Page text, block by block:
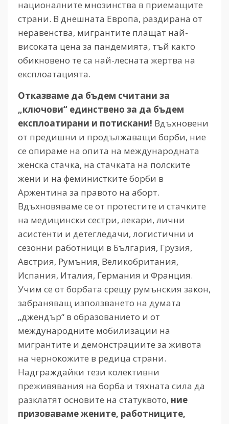
националните мнозинства в приемащите
страни. В днешната Европа, раздирана от
неравенства, мигрантите плащат най-
високата цена за пандемията, тъй както
обикновено те са най-лесната жертва на
експлоатацията.
Отказваме да бъдем считани за
„ключови“ единствено за да бъдем
експлоатирани и потискани! Вдъхновени
от предишни и продължаващи борби, ние
се опираме на опита на международната
женска стачка, на стачката на полските
жени и на феминистките борби в
Аржентина за правото на аборт.
Вдъхновяваме се от протестите и стачките
на медицински сестри, лекари, лични
асистенти и детегледачи, логистични и
сезонни работници в България, Грузия,
Австрия, Румъния, Великобритания,
Испания, Италия, Германия и Франция.
Учим се от борбата срещу румънския закон,
забраняващ използването на думата
„джендър“ в образованието и от
международните мобилизации на
мигрантите и демонстрациите за живота
на чернокожите в редица страни.
Надграждайки тези колективни
преживявания на борба и тяхната сила да
разклатят основите на статуквото, ние
призоваваме жените, работниците,